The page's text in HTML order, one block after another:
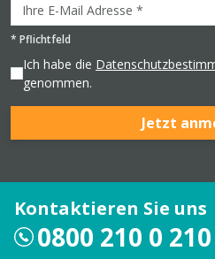
* Pflichtfeld
Ich habe die
genommen.
Jetzt
Kontaktieren Sie uns
0800 210 0 210